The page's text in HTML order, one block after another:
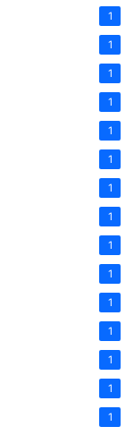
1
1
1
1
1
1
1
1
1
1
1
1
1
1
1